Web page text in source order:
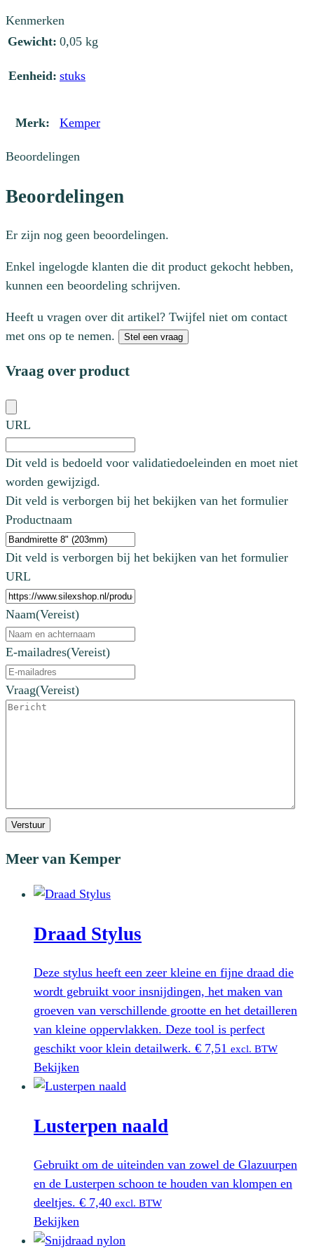
Kenmerken
Gewicht: 0,05 kg
Eenheid: stuks
Merk: Kemper
Beoordelingen
Beoordelingen
Er zijn nog geen beoordelingen.
Enkel ingelogde klanten die dit product gekocht hebben,
kunnen een beoordeling schrijven.
Heeft u vragen over dit artikel? Twijfel niet om contact
met ons op te nemen.
Stel een vraag
Vraag over product
URL
Dit veld is bedoeld voor validatiedoeleinden en moet niet
worden gewijzigd.
Dit veld is verborgen bij het bekijken van het formulier
Productnaam
Dit veld is verborgen bij het bekijken van het formulier
URL
Naam(Vereist)
E-mailadres(Vereist)
Vraag(Vereist)
Verstuur
Meer van Kemper
Draad Stylus
Deze stylus heeft een zeer kleine en fijne draad die
wordt gebruikt voor insnijdingen, het maken van
groeven van verschillende grootte en het detailleren
van kleine oppervlakken. Deze tool is perfect
geschikt voor klein detailwerk. € 7,51 excl. BTW
Bekijken
Lusterpen naald
Gebruikt om de uiteinden van zowel de Glazuurpen
en de Lusterpen schoon te houden van klompen en
deeltjes. € 7,40 excl. BTW
Bekijken